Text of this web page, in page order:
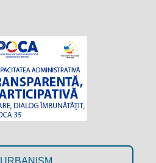
URBANISM